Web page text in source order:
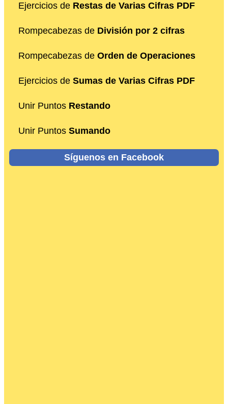
Ejercicios de Restas de Varias Cifras PDF
Rompecabezas de División por 2 cifras
Rompecabezas de Orden de Operaciones
Ejercicios de Sumas de Varias Cifras PDF
Unir Puntos Restando
Unir Puntos Sumando
Síguenos en Facebook